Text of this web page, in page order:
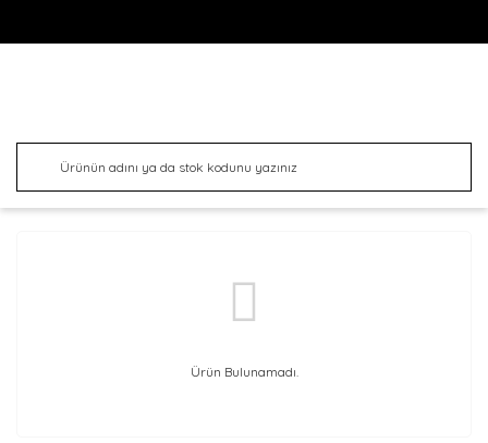
Ürün Bulunamadı.